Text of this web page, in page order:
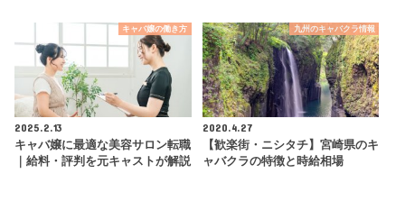
キャバ嬢の働き方
2025.2.13
キャバ嬢に最適な美容サロン転職
｜給料・評判を元キャストが解説
九州のキャバクラ情報
2020.4.27
【歓楽街・ニシタチ】宮崎県のキ
ャバクラの特徴と時給相場